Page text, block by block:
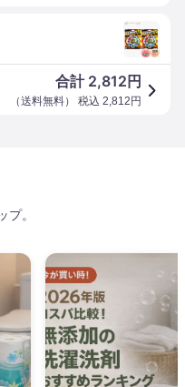
合計 2,812 円
（送料無料） 税込 2,812 円
プ。